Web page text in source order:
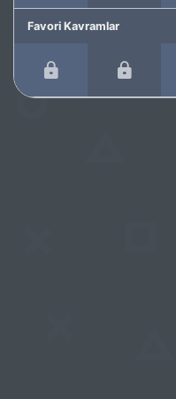
Favori Kavramlar